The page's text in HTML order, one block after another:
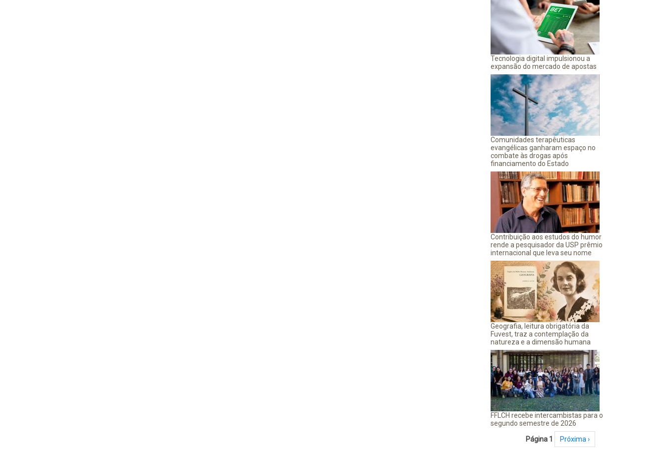
Tecnologia digital impulsionou a
expansão do mercado de apostas
Comunidades terapêuticas
evangélicas ganharam espaço no
combate às drogas após
financiamento do Estado
Contribuição aos estudos do humor
rende a pesquisador da USP prêmio
internacional que leva seu nome
Geografia, leitura obrigatória da
Fuvest, traz a contemplação da
natureza e a dimensão humana
FFLCH recebe intercambistas para o
segundo semestre de 2026
PaginaçãoPágina 1 Próxima página
Próxima ›